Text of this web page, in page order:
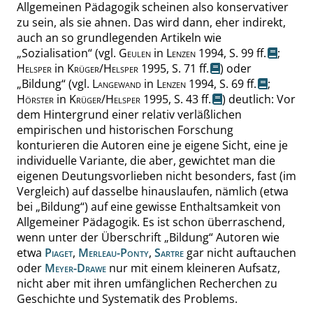
Allgemeinen Pädagogik scheinen also konservativer
zu sein, als sie ahnen. Das wird dann, eher indirekt,
auch an so grundlegenden Artikeln wie
„Sozialisation“(vgl. Geulen in Lenzen 1994, S. 99 ff.
;
Helsper in Krüger/Helsper 1995, S. 71 ff.
) oder
„Bildung“(vgl. Langewand in Lenzen 1994, S. 69 ff.
;
Hörster in Krüger/Helsper 1995, S. 43 ff.
) deutlich: Vor
dem Hintergrund einer relativ verläßlichen
empirischen und historischen Forschung
konturieren die Autoren eine je eigene Sicht, eine je
individuelle Variante, die aber, gewichtet man die
eigenen Deutungsvorlieben nicht besonders, fast (im
Vergleich) auf dasselbe hinauslaufen, nämlich (etwa
bei „Bildung“) auf eine gewisse Enthaltsamkeit von
Allgemeiner Pädagogik. Es ist schon überraschend,
wenn unter der Überschrift „Bildung“Autoren wie
etwa Piaget, Merleau-Ponty, Sartre gar nicht auftauchen
oder Meyer-Drawe nur mit einem kleineren Aufsatz,
nicht aber mit ihren umfänglichen Recherchen zu
Geschichte und Systematik des Problems.